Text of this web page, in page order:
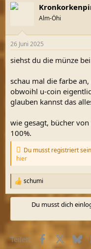
Alm-Öhi
26 Juni 2025
siehst du die münze
schau mal die farbe
obwoihl u-coin
glauben kannst das
wie gesagt, bücher
100%.
Du musst registriert
hier
R
e
a
i
n
schumi
Du musst dich
Teilen: Facebook
X